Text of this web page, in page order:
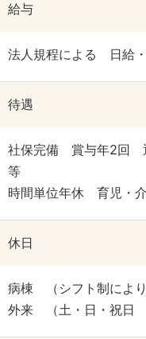
給与
法人規程による 日給
待遇
社保完備 賞与年2回
等
時間単位年休 育児・
休日
病棟 （シフト制によ
外来 （土・日・祝日